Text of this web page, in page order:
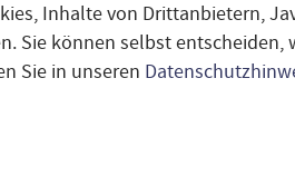
Inhalte von Drittanbietern,
Sie können selbst
Sie in unseren